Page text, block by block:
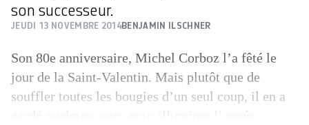
son successeur.
JEUDI 13 NOVEMBRE 2014BENJAMIN ILSCHNER
Son 80e anniversaire, Michel Corboz l’a fêté le
jour de la Saint-Valentin. Mais plutôt que de
souffler toutes les bougies d’un seul coup, il en a